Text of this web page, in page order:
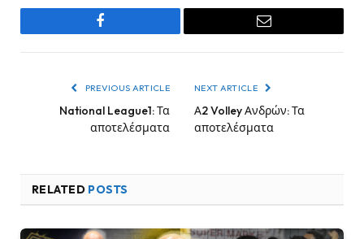
Facebook Email
PREVIOUS ARTICLE
National League1: Τα
αποτελέσματα
NEXT ARTICLE
Α2 Volley Ανδρών: Τα
αποτελέσματα
RELATED POSTS